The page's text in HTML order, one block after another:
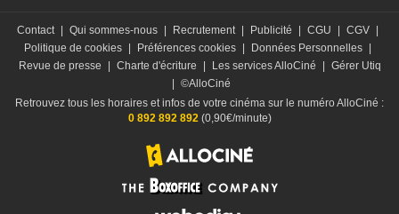
Contact Qui sommes-nous Recrutement Publicité CGU CGV
Politique de cookies
Préférences cookies Données Personnelles
Revue de presse
Charte d'écriture Les services AlloCiné
Gérer Utiq
©AlloCiné
Retrouvez tous les horaires et infos de votre cinéma sur le numéro AlloCiné :
0 892 892 892(0,90€/minute)